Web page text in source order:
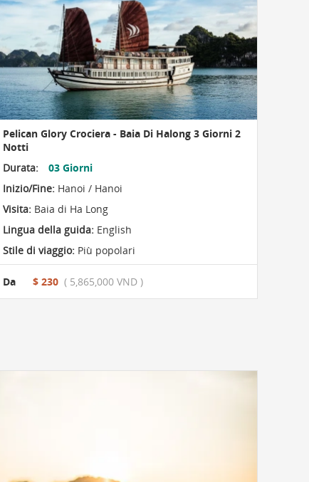
Pelican Glory Crociera - Baia Di Halong 3 Giorni 2
Notti
Durata:
03 Giorni
Inizio/Fine:Hanoi / Hanoi
Visita:Baia di Ha Long
Lingua della guida:English
Stile di viaggio:Più popolari
Da $ 230 ( 5,865,000 VND )